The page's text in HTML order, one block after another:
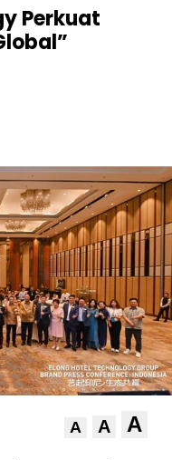
Perkuat
A A A